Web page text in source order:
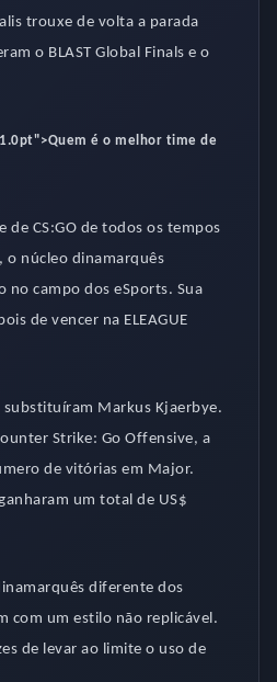
trouxe de volta a parada
o BLAST Global Finals e o
Quem é o melhor time de
de CS:GO de todos os tempos
o núcleo dinamarquês
no campo dos eSports. Sua
de vencer na ELEAGUE
substituíram Markus Kjaerbye.
Strike: Go Offensive, a
de vitórias em Major.
um total de US$
diferente dos
com um estilo não replicável.
de levar ao limite o uso de